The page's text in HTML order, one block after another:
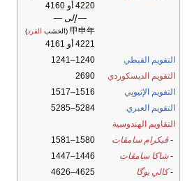
4220 أو 4160
— إلى —
甲申年 (الخشب القرد)
4221 أو 4161
التقويم القبطي
1240–1241
التقويم الديسكوردي
2690
التقويم الإثيوپي
1516–1517
التقويم العبري
5284–5285
التقاويم الهندوسية
- ڤيكرام سامڤات
1580–1581
-شاكا سامڤات
1446–1447
-كالي يوگا
4625–4626